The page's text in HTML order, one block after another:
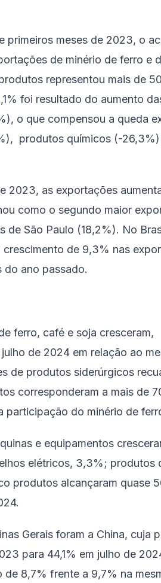
primeiros meses de 2023, o
de minério de ferro e
representou mais de
foi resultado do aumento
o que compensou a queda
produtos químicos (-
2023, as exportações
como o segundo maior
de São Paulo (18,2%). No
de 9,3% nas
do ano passado.
ferro, café e soja cresceram,
de 2024 em relação ao
de produtos siderúrgicos
corresponderam a mais de
participação do minério de
e equipamentos
elétricos, 3,3%; produtos
produtos alcançaram quase
Gerais foram a China, cuja
para 44,1% em julho de
8,7% frente a 9,7% na